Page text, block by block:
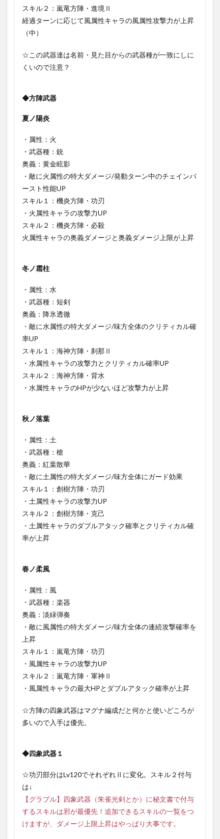
スキル２：嵐竜方陣・進境Ⅱ
経過ターンに応じて風属性キャラの風属性攻撃力が上昇
（中）
☆この武器達は名前・見た目からの武器種が一致にしに
くいので注意？
◆方陣武器
夏ノ陽炎
・属性：火
・武器種：銃
奥義：黄金眩影
・敵に火属性の特大ダメージ/発動ターン中のチェインバ
ースト性能UP
スキル１：機炎方陣・功刃
・火属性キャラの攻撃力UP
スキル２：機炎方陣・必殺
火属性キャラの奥義ダメージと奥義ダメージ上限が上昇
冬ノ霜柱
・属性：水
・武器種：短剣
奥義：降氷透徹
・敵に水属性の特大ダメージ/味方全体のクリティカル確
率UP
スキル１：海神方陣・刹那Ⅱ
・水属性キャラの攻撃力とクリティカル確率UP
スキル２：海神方陣・背水
・水属性キャラのHPが少ないほど攻撃力が上昇
秋ノ落葉
・属性：土
・武器種：槍
奥義：紅葉散華
・敵に土属性の特大ダメージ/味方全体にガード効果
スキル１：創樹方陣・功刃
・土属性キャラの攻撃力UP
スキル２：創樹方陣・克己
・土属性キャラのダブルアタック確率とクリティカル確
率が上昇
春ノ柔風
・属性：風
・武器種：楽器
奥義：淡緑弾奏
・敵に風属性の特大ダメージ/味方全体の連続攻撃確率を
上昇
スキル１：嵐竜方陣・功刃
・風属性キャラの攻撃力UP
スキル２：嵐竜方陣・軍神Ⅱ
・風属性キャラの最大HPとダブルアタック確率が上昇
☆方陣の四象武器はマグナ編成だと何かと使いどころが
多いので入手は優先。
◆四象武器１
☆功刃部分はLv120でそれぞれⅡに変化。スキル２付与
は↓
【グラブル】四象武器（朱雀光剣とか）に秘文書で付与
するスキルは邪が最優先！追加できるスキルの一覧をつ
けますが、ダメージ上限上昇はやっぱり大事です。